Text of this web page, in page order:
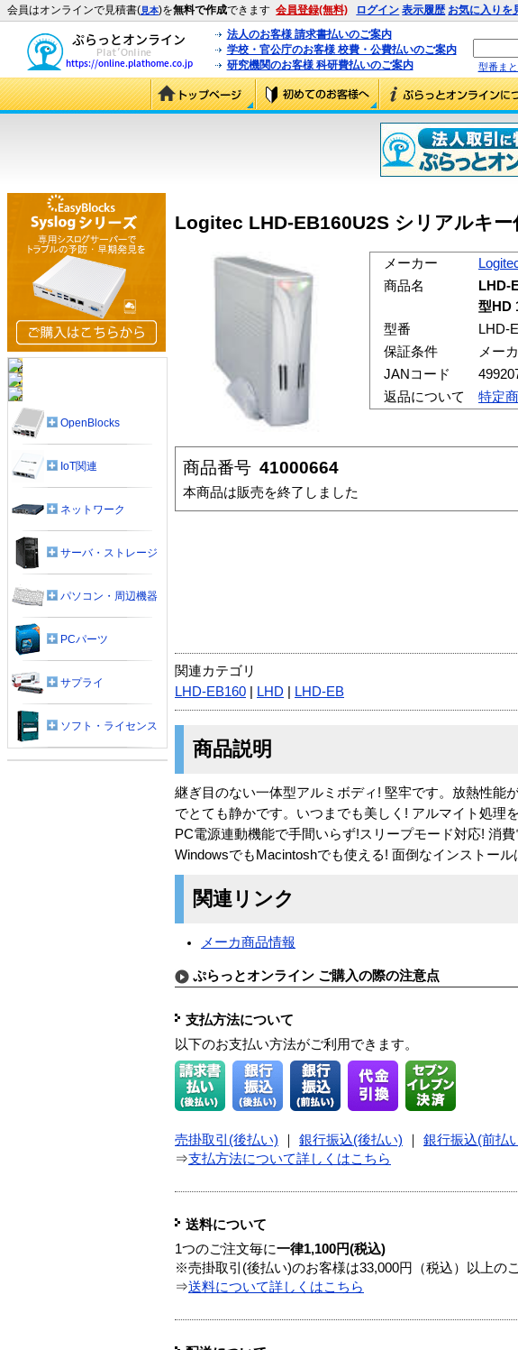
会員はオンラインで見積書(見本)を無料で作成できます 会員登録(無料) ログイン 表示履歴 お気に入りを
法人のお客様 請求書払いのご案内
学校・官公庁のお客様 校費・公費払いのご案内
研究機関のお客様 科研費払いのご案内
型番ま
Logitec LHD-EB160U2S シリアルキ
メーカー
商品名
LHD-
型HD
型番
LHD-
保証条件
メー
JANコード
返品について
特定
商品番号 41000664
本商品は販売を終了しました
関連カテゴリ
LHD-EB160
LHD LHD-EB
商品説明
継ぎ目のない一体型アルミボディ! 堅牢です。放熱性能
でとても静かです。いつまでも美しく! アルマイト処理
PC電源連動機能で手間いらず!スリープモード対応! 消
WindowsでもMacintoshでも使える! 面倒なインストール
関連リンク
メーカ商品情報
ぷらっとオンライン ご購入の際の注意点
支払方法について
以下のお支払い方法がご利用できます。
売掛取引(後払い) 銀行振込(後払い) 銀行振込(前払
⇒支払方法について詳しくはこちら
送料について
1つのご注文毎に一律1,100円(税込)
※売掛取引(後払い)のお客様は33,000円（税込）以上の
⇒送料について詳しくはこちら
OpenBlocks
IoT関連
ネットワーク
サーバ・ストレージ
パソコン・周辺機器
PCパーツ
サプライ
ソフト・ライセンス